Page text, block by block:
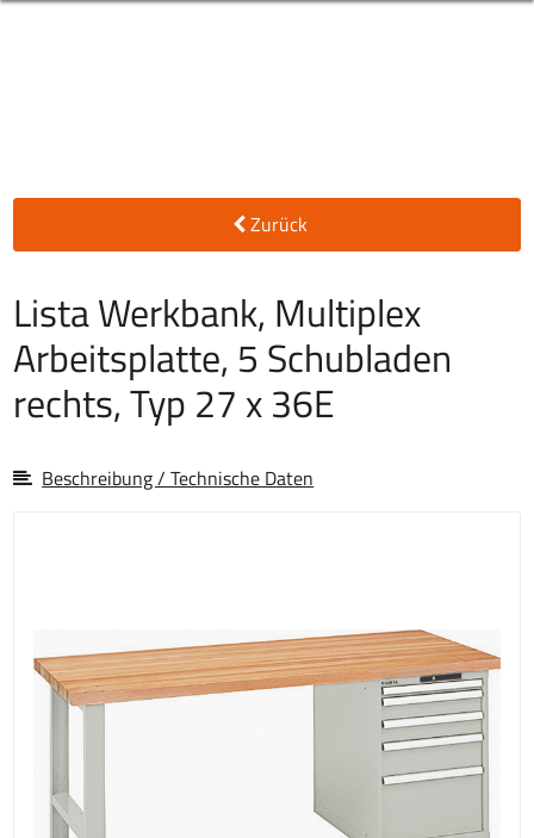
Zurück
Lista Werkbank, Multiplex
Arbeitsplatte, 5 Schubladen
rechts, Typ 27 x 36E
Beschreibung / Technische Daten